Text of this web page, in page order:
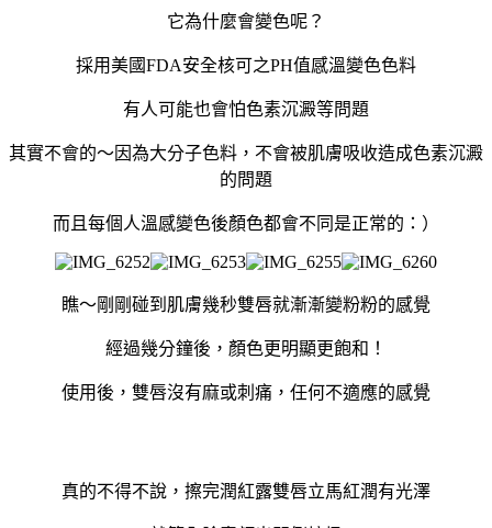
它為什麼會變色呢？
採用美國FDA安全核可之PH值感溫變色色料
有人可能也會怕色素沉澱等問題
其實不會的～因為大分子色料，不會被肌膚吸收造成色素沉澱
的問題
而且每個人溫感變色後顏色都會不同是正常的：）
瞧～剛剛碰到肌膚幾秒雙唇就漸漸變粉粉的感覺
經過幾分鐘後，顏色更明顯更飽和！
使用後，雙唇沒有麻或刺痛，任何不適應的感覺
真的不得不說， 擦完潤紅露雙唇立馬紅潤有光澤